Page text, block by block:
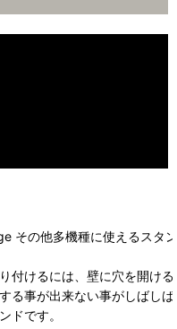
その他多機種に使えるスタ
付けるには、壁に穴を開け
る事が出来ない事がしばし
ドです。